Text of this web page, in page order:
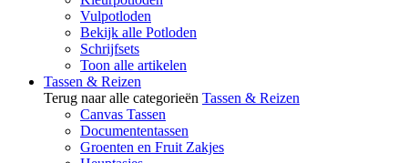
Vulpotloden
Bekijk alle Potloden
Schrijfsets
Toon alle artikelen
Tassen & Reizen
Terug naar alle categorieën Tassen & Reizen
Canvas Tassen
Documententassen
Groenten en Fruit Zakjes